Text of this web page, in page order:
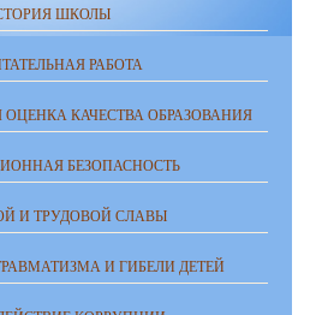
ШКОЛЫ
РАБОТА
КАЧЕСТВА ОБРАЗОВАНИЯ
БЕЗОПАСНОСТЬ
И ТРУДОВОЙ СЛАВЫ
И ГИБЕЛИ ДЕТЕЙ